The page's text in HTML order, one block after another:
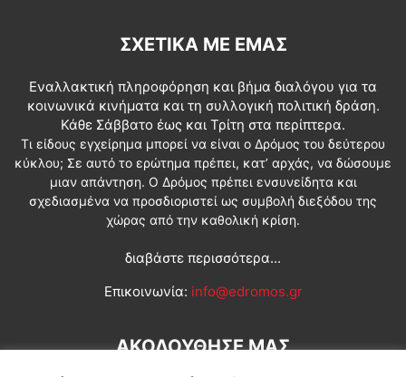
ΣΧΕΤΙΚΆ ΜΕ ΕΜΆΣ
Εναλλακτική πληροφόρηση και βήμα διαλόγου για τα
κοινωνικά κινήματα και τη συλλογική πολιτική δράση.
Κάθε Σάββατο έως και Τρίτη στα περίπτερα.
Τι είδους εγχείρημα μπορεί να είναι ο Δρόμος του δεύτερου
κύκλου; Σε αυτό το ερώτημα πρέπει, κατ’ αρχάς, να δώσουμε
μιαν απάντηση. Ο Δρόμος πρέπει ενσυνείδητα και
σχεδιασμένα να προσδιοριστεί ως συμβολή διεξόδου της
χώρας από την καθολική κρίση.
διαβάστε περισσότερα...
Επικοινωνία: info@edromos.gr
ΑΚΟΛΟΥΘΗΣΕ ΜΑΣ